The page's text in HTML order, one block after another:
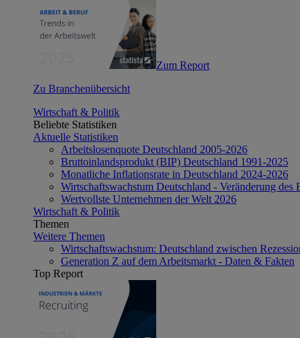
Zum Report
Zu Branchenübersicht
Wirtschaft & Politik
Beliebte Statistiken
Aktuelle Statistiken
Arbeitslosenquote Deutschland 2005-2026
Bruttoinlandsprodukt (BIP) Deutschland 1991-2025
Monatliche Inflationsrate in Deutschland 2024-2026
Wirtschaftswachstum Deutschland - Veränderung des
Wertvollste Unternehmen der Welt 2026
Wirtschaft & Politik
Themen
Weitere Themen
Wirtschaftswachstum: Deutschland zwischen
Generation Z auf dem Arbeitsmarkt - Daten & Fakten
Top Report